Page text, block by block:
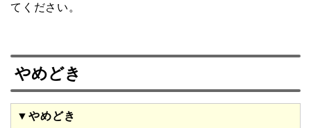
てください。
やめどき
▼やめどき